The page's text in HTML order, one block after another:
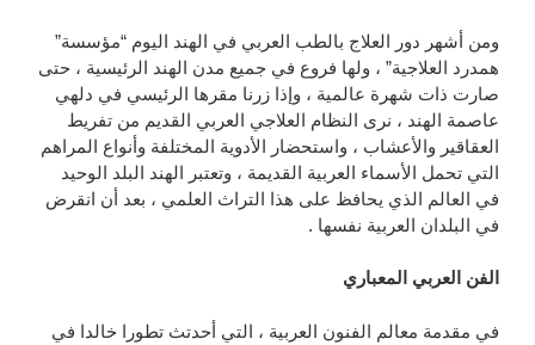
ومن أشهر دور العلاج بالطب العربي في الهند اليوم “مؤسسة”
همدرد العلاجية” ، ولها فروع في جميع مدن الهند الرئيسية ، حتى
صارت ذات شهرة عالمية ، وإذا زرنا مقرها الرئيسي في دلهي
عاصمة الهند ، نرى النظام العلاجي العربي القديم من تفريط
العقاقير والأعشاب ، واستحضار الأدوية المختلفة وأنواع المراهم
التي تحمل الأسماء العربية القديمة ، وتعتبر الهند البلد الوحيد
في العالم الذي يحافظ على هذا التراث العلمي ، بعد أن انقرض
في البلدان العربية نفسها .
الفن العربي المعباري
في مقدمة معالم الفنون العربية ، التي أحدتث تطورا خالدا في